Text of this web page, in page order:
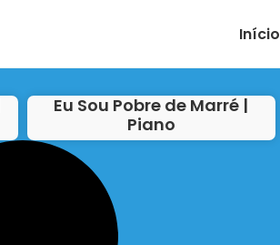
Início
Eu Sou Pobre de Marré |
Piano